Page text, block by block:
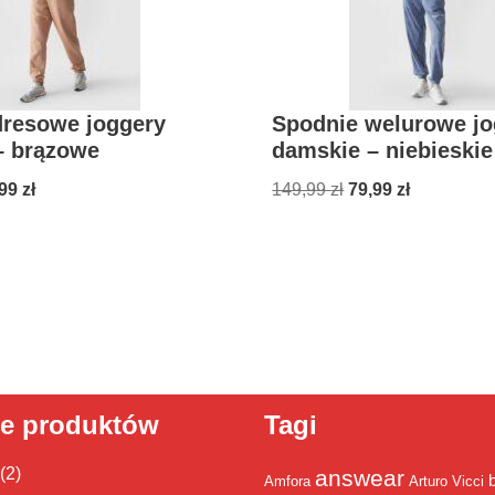
joggery
brązowe
zł
Spodnie welurowe
damskie – niebieskie
149,99zł 79,99zł
produktów
(2)
Tagi
Amfora answear Arturo Vicci